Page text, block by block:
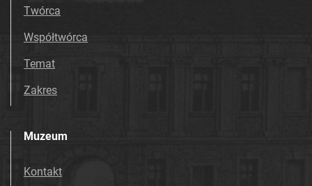
Twórca
Współtwórca
Temat
Zakres
Muzeum
Kontakt